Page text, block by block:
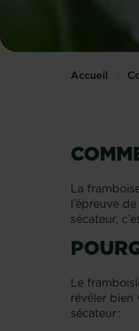
Accueil
La
l’épreuve
sécateur,
Le
révéler bien
sécateur :